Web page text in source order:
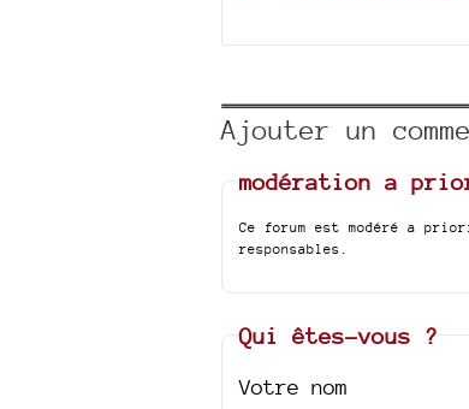
Ajouter un
modération a
Ce forum est modéré a
responsables.
Qui êtes-vous ?
Votre nom